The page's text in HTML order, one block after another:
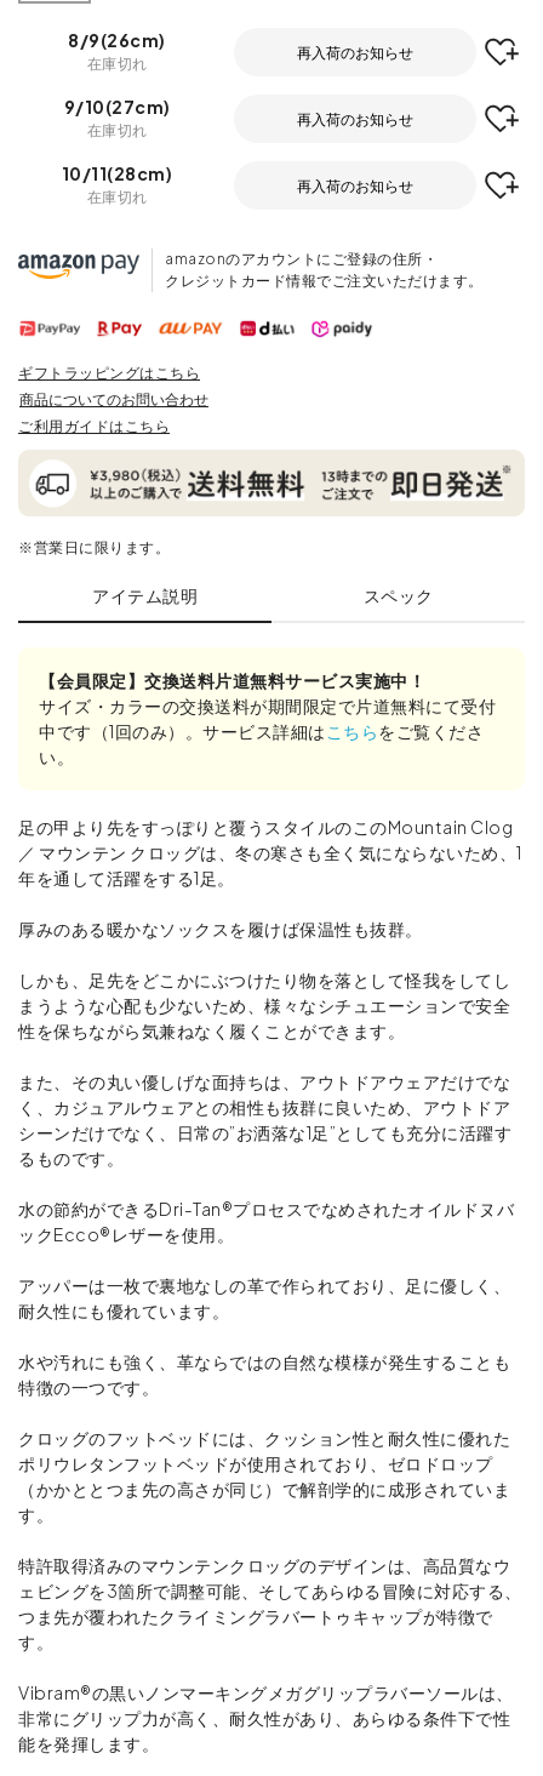
8/9(26cm)
在庫切れ
再入荷のお知らせ
9/10(27cm)
在庫切れ
再入荷のお知らせ
10/11(28cm)
在庫切れ
再入荷のお知らせ
amazonのアカウントにご登録の住所・
クレジットカード情報でご注文いただけます。
ギフトラッピングはこちら
商品についてのお問い合わせ
ご利用ガイドはこちら
※営業日に限ります。
アイテム説明 スペック
【会員限定】交換送料片道無料サービス実施中！
サイズ・カラーの交換送料が期間限定で片道無料にて受付
中です（1回のみ）。サービス詳細は こちらをご覧くださ
い。
足の甲より先をすっぽりと覆うスタイルのこのMountain Clog
／ マウンテン クロッグは、冬の寒さも全く気にならないため、1
年を通して活躍をする1足。
厚みのある暖かなソックスを履けば保温性も抜群。
しかも、足先をどこかにぶつけたり物を落として怪我をしてし
まうような心配も少ないため、様々なシチュエーションで安全
性を保ちながら気兼ねなく履くことができます。
また、その丸い優しげな面持ちは、アウトドアウェアだけでな
く、カジュアルウェアとの相性も抜群に良いため、アウトドア
シーンだけでなく、日常の”お洒落な1足”としても充分に活躍す
るものです。
水の節約ができるDri-Tan®プロセスでなめされたオイルドヌバ
ックEcco®レザーを使用。
アッパーは一枚で裏地なしの革で作られており、足に優しく、
耐久性にも優れています。
水や汚れにも強く、革ならではの自然な模様が発生することも
特徴の一つです。
クロッグのフットベッドには、クッション性と耐久性に優れた
ポリウレタンフットベッドが使用されており、ゼロドロップ
（かかととつま先の高さが同じ）で解剖学的に成形されていま
す。
特許取得済みのマウンテンクロッグのデザインは、高品質なウ
ェビングを3箇所で調整可能、そしてあらゆる冒険に対応する、
つま先が覆われたクライミングラバートゥキャップが特徴で
す。
Vibram®の黒いノンマーキングメガグリップラバーソールは、
非常にグリップ力が高く、耐久性があり、あらゆる条件下で性
能を発揮します。